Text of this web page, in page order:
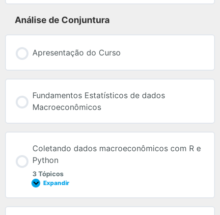
Análise de Conjuntura
Apresentação do Curso
Fundamentos Estatísticos de dados
Macroeconômicos
Coletando dados macroeconômicos com R e
Python
3 Tópicos
Expandir